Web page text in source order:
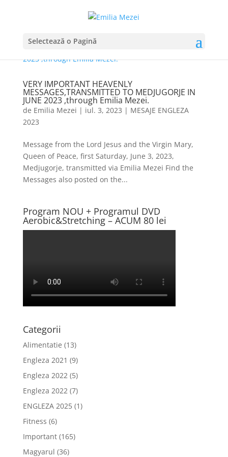
Selectează o Pagină
VERY IMPORTANT HEAVENLY
MESSAGES,TRANSMITTED TO MEDJUGORJE IN
JUNE 2023 ,through Emilia Mezei.
de Emilia Mezei | iul. 3, 2023 | MESAJE ENGLEZA
2023
Message from the Lord Jesus and the Virgin Mary,
Queen of Peace, first Saturday, June 3, 2023,
Medjugorje, transmitted via Emilia Mezei Find the
Messages also posted on the...
Program NOU + Programul DVD
Aerobic&Stretching – ACUM 80 lei
Categorii
Alimentatie (13)
Engleza 2021 (9)
Engleza 2022(5)
Engleza 2022(7)
ENGLEZA 2025(1)
Fitness (6)
Important(165)
Magyarul (36)